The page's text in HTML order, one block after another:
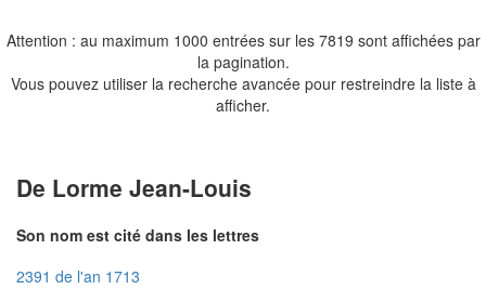
Attention : au maximum 1000 entrées sur les 7819 sont affichées par
la pagination.
Vous pouvez utiliser la recherche avancée pour restreindre la liste à
afficher.
De Lorme Jean-Louis
Son nom est cité dans les lettres
2391 de l'an 1713